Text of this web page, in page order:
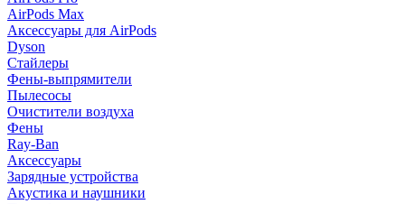
AirPods Max
Аксессуары для AirPods
Dyson
Стайлеры
Фены-выпрямители
Пылесосы
Очистители воздуха
Фены
Ray-Ban
Аксессуары
Зарядные устройства
Акустика и наушники